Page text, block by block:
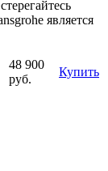
является
48 900
руб.
Купить